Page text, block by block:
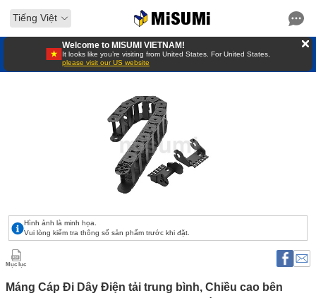
Tiếng Việt
Welcome to MISUMI VIETNAM!
It looks like you’re visiting from United States. For United States,
please visit our US website
Hình ảnh là minh họa.
Vui lòng kiểm tra thông số sản phẩm trước khi đặt.
Mục lục
Máng Cáp Đi Dây Điện tải trung bình, Chiều cao bên